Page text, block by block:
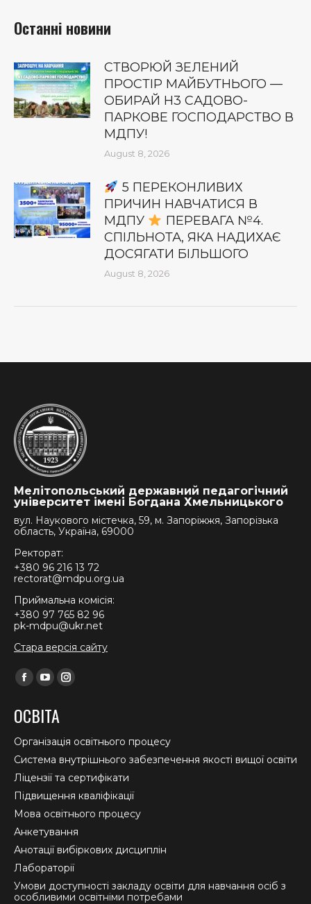
Останні новини
СТВОРЮЙ ЗЕЛЕНИЙ
ПРОСТІР МАЙБУТНЬОГО —
ОБИРАЙ Н3 САДОВО-
ПАРКОВЕ ГОСПОДАРСТВО В
МДПУ!
August 8, 2026
5 ПЕРЕКОНЛИВИХ
ПРИЧИН НАВЧАТИСЯ В
МДПУ
ПЕРЕВАГА №4.
СПІЛЬНОТА, ЯКА НАДИХАЄ
ДОСЯГАТИ БІЛЬШОГО
August 8, 2026
Мелітопольський державний педагогічний
університет імені Богдана Хмельницького
вул. Наукового містечка, 59, м. Запоріжжя, Запорізька
область, Україна, 69000
Ректорат:
+380 96 216 13 72
rectorat@mdpu.org.ua
Приймальна комісія:
+380 97 765 82 96
pk-mdpu@ukr.net
Стара версія сайту
Find us on:
Facebook
opens
in
new
window
YouTube
opens
in
new
window
Instagram
in
new
window
ОСВІТА
Організація освітнього процесу
Система внутрішнього забезпечення якості вищої освіти
Ліцензії та сертифікати
Підвищення кваліфікації
Мова освітнього процесу
Анкетування
Анотації вибіркових дисциплін
Лабораторії
Умови доступності закладу освіти для навчання осіб з
особливими освітніми потребами